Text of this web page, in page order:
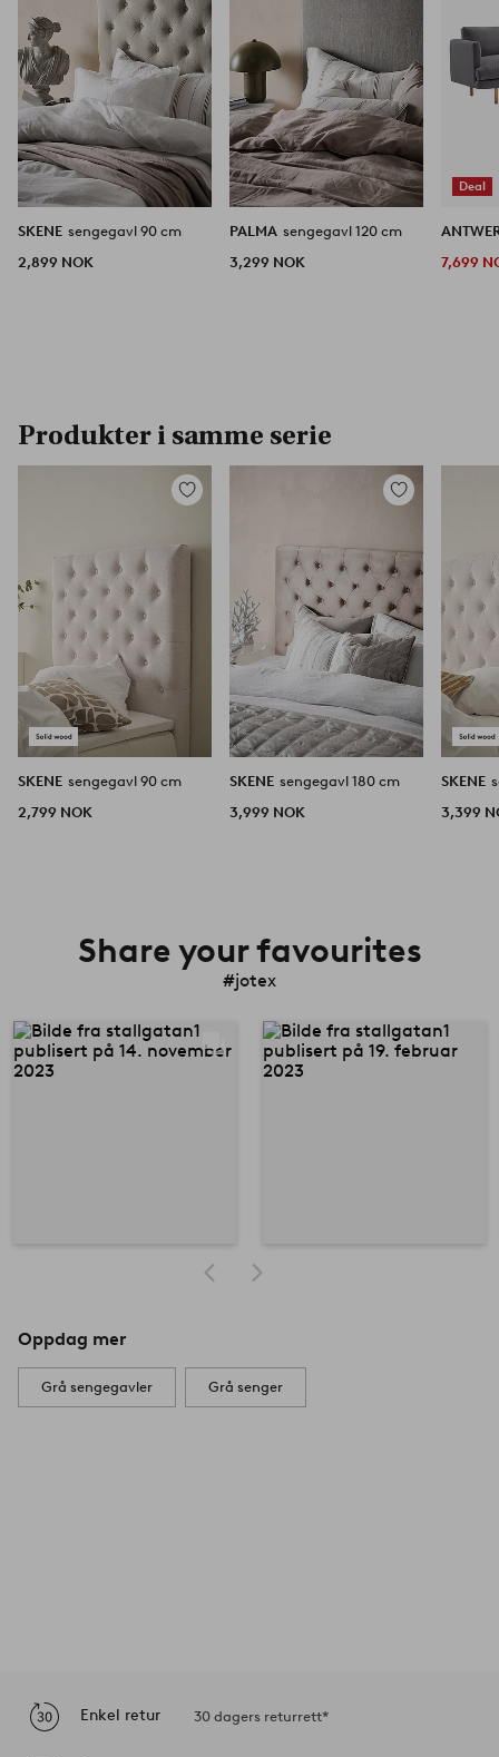
SKENE sengegavl 90 cm
2,899 NOK
PALMA sengegavl 120 cm
3,299 NOK
Deal
7,699
Produkter i samme serie
Legg
SKENE sengegavl 90 cm
2,799 NOK
Legg
SKENE sengegavl 180 cm
3,999 NOK
SKENE
3,399
Share your favourites
#jotex
Oppdag mer
Grå sengegavler Grå senger
Enkel retur 30 dagers returrett*